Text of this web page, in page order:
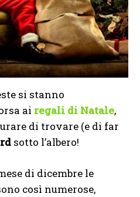
si stanno
ai regali di Natale,
di trovare (e di far
sotto l’albero!
di dicembre le
così numerose,